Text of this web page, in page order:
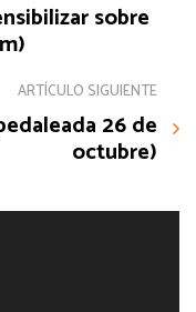
sobre
ARTÍCULO SIGUIENTE
26 de
octubre)